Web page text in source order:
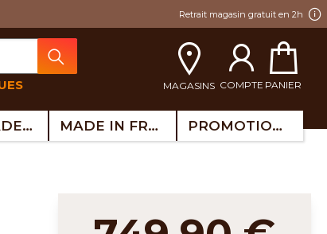
Retrait magasin gratuit en 2h
MAGASINS COMPTE PANIER
IDÉES CADEAUX MADE IN FRANCE PROMOTIONS